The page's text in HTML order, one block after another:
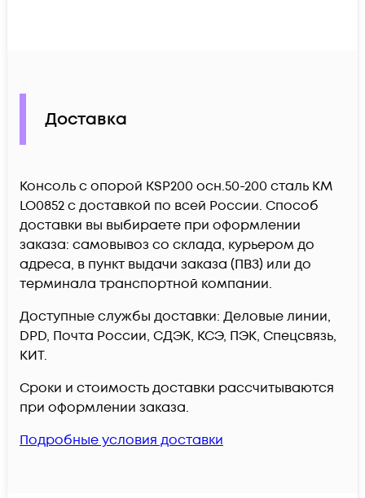
Доставка
Консоль с опорой KSP200 осн.50-200 сталь КМ
LO0852 c доставкой по всей России. Способ
доставки вы выбираете при оформлении
заказа: самовывоз со склада, курьером до
адреса, в пункт выдачи заказа (ПВЗ) или до
терминала транспортной компании.
Доступные службы доставки: Деловые линии,
DPD, Почта России, СДЭК, КСЭ, ПЭК, Спецсвязь,
КИТ.
Сроки и стоимость доставки рассчитываются
при оформлении заказа.
Подробные условия доставки